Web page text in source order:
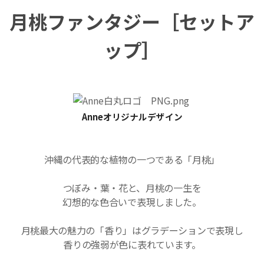
月桃ファンタジー［セットア
ップ］
Anneオリジナルデザイン
沖縄の代表的な植物の一つである「月桃」
つぼみ・葉・花と、月桃の一生を
幻想的な色合いで表現しました。
月桃最大の魅力の「香り」はグラデーションで表現し
香りの強弱が色に表れています。